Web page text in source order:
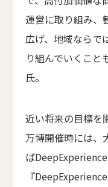
運営に取り組み、
広げ、地域ならで
り組んでいくこと
氏。
近い将来の目標を
万博開催時には、
ば
『